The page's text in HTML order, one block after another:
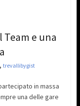
e una
, trevallibygist
in massa
una delle gare